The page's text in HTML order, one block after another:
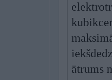
ātrums